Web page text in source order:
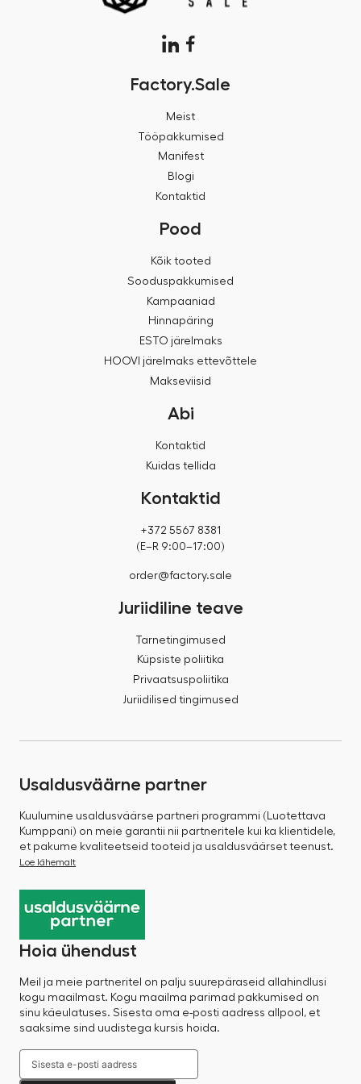
Factory.Sale
Meist
Tööpakkumised
Manifest
Blogi
Kontaktid
Pood
Kõik tooted
Sooduspakkumised
Kampaaniad
Hinnapäring
ESTO järelmaks
HOOVI järelmaks ettevõttele
Makseviisid
Abi
Kontaktid
Kuidas tellida
Kontaktid
+372 5567 8381
(E–R 9:00–17:00)
order@factory.sale
Juriidiline teave
Tarnetingimused
Küpsiste poliitika
Privaatsuspoliitika
Juriidilised tingimused
Usaldusväärne partner
Kuulumine usaldusväärse partneri programmi (Luotettava
Kumppani) on meie garantii nii partneritele kui ka klientidele,
et pakume kvaliteetseid tooteid ja usaldusväärset teenust.
Loe lähemalt
Hoia ühendust
Meil ja meie partneritel on palju suurepäraseid allahindlusi
kogu maailmast. Kogu maailma parimad pakkumised on
sinu käeulatuses. Sisesta oma e-posti aadress allpool, et
saaksime sind uudistega kursis hoida.